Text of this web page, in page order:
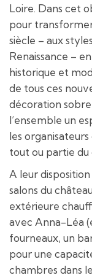
Loire. Dans cet
pour
siècle – aux
Renaissance –
historique et
de tous ces
décoration
l’ensemble un
les
tout ou partie du
A leur disposition
salons du
extérieure
avec Anna-Léa
fourneaux, un
pour une
chambres dans